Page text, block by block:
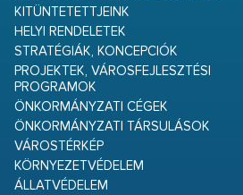
KITÜNTETETTJEINK
HELYI RENDELETEK
STRATÉGIÁK, KONCEPCIÓK
PROJEKTEK, VÁROSFEJLESZTÉSI
PROGRAMOK
ÖNKORMÁNYZATI CÉGEK
ÖNKORMÁNYZATI TÁRSULÁSOK
VÁROSTÉRKÉP
KÖRNYEZETVÉDELEM
ÁLLATVÉDELEM